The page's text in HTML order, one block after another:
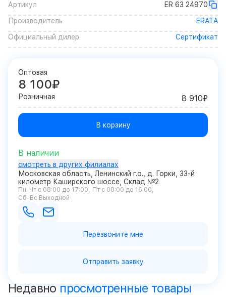
Артикул
ER 63 24970
Производитель
ERATA
Официальный дилер
Сертификат
Оптовая
8 100₽
Розничная 8 910₽
В корзину
В наличии
смотреть в других филиалах
Московская область, Ленинский г.о., д. Горки, 33-й
километр Каширского шоссе, Склад №2
Пн-Чт с 08:00 до 17:00
Пт с 08:00 до 16:00
Сб-Вс Выходной
Перезвоните мне
Отправить заявку
Недавно просмотренные товары